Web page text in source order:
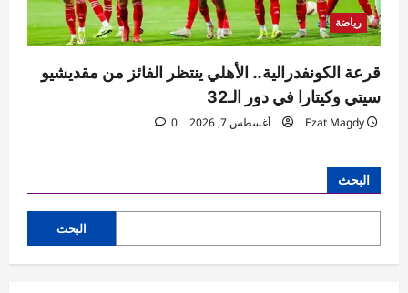
رياضة
قرعة الكونفدرالية.. الأهلي ينتظر الفائز من مقديشيو
سيتي وكيتارا في دور الـ32
Ezat Magdy أغسطس 7, 2026 0
البحث
البحث